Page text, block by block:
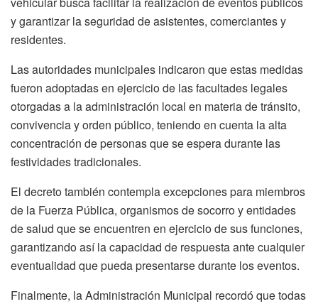
y garantizar la seguridad de asistentes, comerciantes y
residentes.
Las autoridades municipales indicaron que estas medidas
fueron adoptadas en ejercicio de las facultades legales
otorgadas a la administración local en materia de tránsito,
convivencia y orden público, teniendo en cuenta la alta
concentración de personas que se espera durante las
festividades tradicionales.
El decreto también contempla excepciones para miembros
de la Fuerza Pública, organismos de socorro y entidades
de salud que se encuentren en ejercicio de sus funciones,
garantizando así la capacidad de respuesta ante cualquier
eventualidad que pueda presentarse durante los eventos.
Finalmente, la Administración Municipal recordó que todas